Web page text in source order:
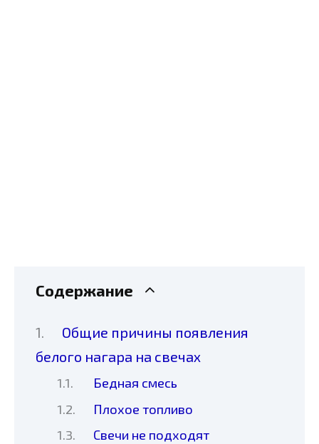
Содержание
Общие причины появления
белого нагара на свечах
Бедная смесь
Плохое топливо
Свечи не подходят